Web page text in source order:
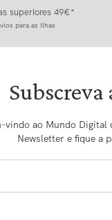
superiores 49€*
para as Ilhas
vindo ao Mundo Digital
Newsletter e fique a